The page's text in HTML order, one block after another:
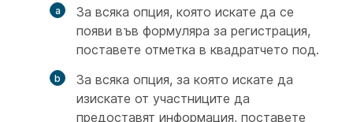
За всяка опция, която искате да се
появи във формуляра за регистрация,
поставете отметка в квадратчето под.
За всяка опция, за която искате да
изискате от участниците да
предоставят информация, поставете